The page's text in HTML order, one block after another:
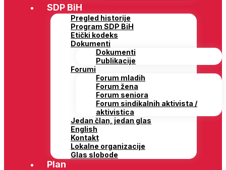
SDP BiH
Pregled historije
Program SDP BiH
Etički kodeks
Dokumenti
Dokumenti
Publikacije
Forumi
Forum mladih
Forum žena
Forum seniora
Forum sindikalnih aktivista /
aktivistica
Jedan član, jedan glas
English
Kontakt
Lokalne organizacije
Glas slobode
Plan